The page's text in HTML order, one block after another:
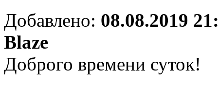
Добавлено: 08.08.2019
Blaze
Доброго времени суток!